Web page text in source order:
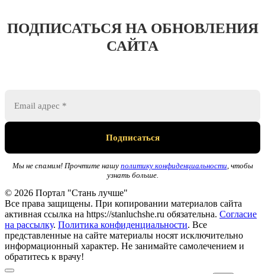
ПОДПИСАТЬСЯ НА ОБНОВЛЕНИЯ
САЙТА
Мы не спамим! Прочтите нашу политику конфиденциальности , чтобы
узнать больше.
© 2026 Портал "Стань лучше"
Все права защищены. При копировании материалов сайта
активная ссылка на https://stanluchshe.ru обязательна. Согласие
на рассылку. Политика конфиденциальности. Все
представленные на сайте материалы носят исключительно
информационный характер. Не занимайте самолечением и
обратитесь к врачу!